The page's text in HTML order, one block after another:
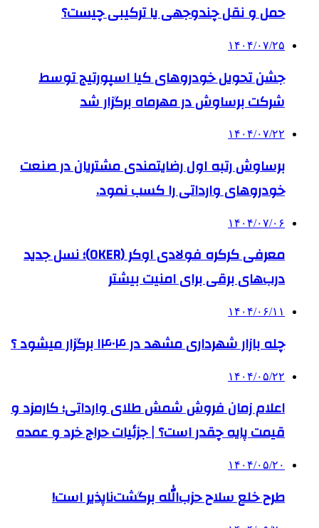
حمل و نقل چندوجهی یا ترکیبی چیست؟
۱۴۰۴/۰۷/۲۵
جشن تحویل خودروهای کیا اسپورتیج توسط
شرکت برساوش در مهرماه برگزار شد
۱۴۰۴/۰۷/۲۲
برساوش رتبه اول رضایتمندی مشتریان در صنعت
خودروهای وارداتی را کسب نمود.
۱۴۰۴/۰۷/۰۶
معرفی کرکره فولادی اوکر (OKER)؛ نسل جدید
درب‌های برقی برای امنیت بیشتر
۱۴۰۴/۰۶/۱۱
چله بازار شهرداری مشهد در ۱۴۰۴ برگزار میشود ؟
۱۴۰۴/۰۵/۲۲
اعلام زمان فروش شمش طلای وارداتی؛ کارمزد و
قیمت پایه چقدر است؟ | جزئیات حراج خرد و عمده
۱۴۰۴/۰۵/۲۰
طرح خلع سلاح حزب‌الله برگشت‌ناپذیر است!